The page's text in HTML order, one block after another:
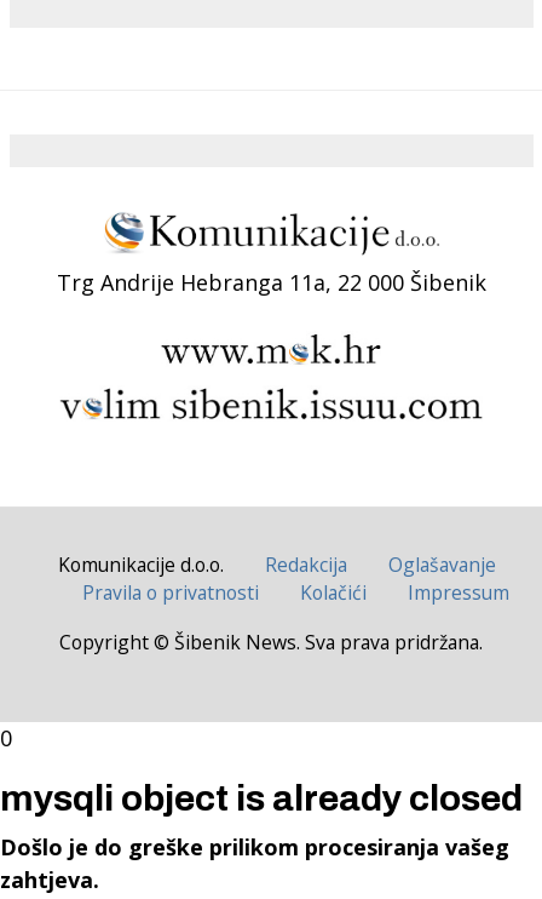
Trg Andrije Hebranga 11a, 22 000 Šibenik
Komunikacije d.o.o. Redakcija
Oglašavanje
Pravila o privatnosti
Kolačići
Impressum
Copyright © Šibenik News. Sva prava pridržana.
0
mysqli object is already closed
Došlo je do greške prilikom procesiranja vašeg
zahtjeva.